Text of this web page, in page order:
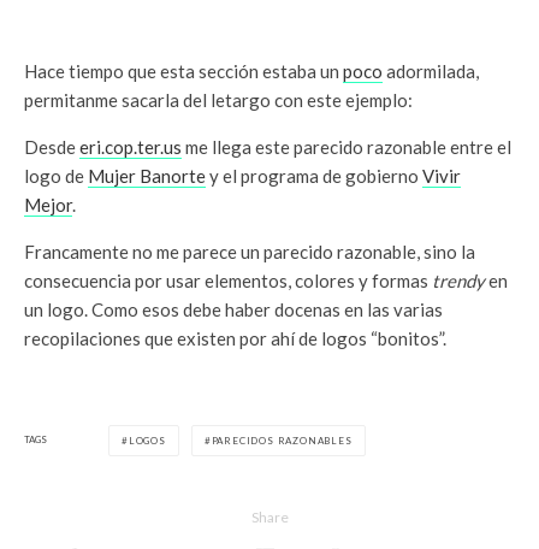
Hace tiempo que esta sección estaba un poco adormilada,
permitanme sacarla del letargo con este ejemplo:
Desdeeri.cop.ter.us me llega este parecido razonable entre el
logo de Mujer Banortey el programa de gobierno Vivir
Mejor.
Francamente no me parece un parecido razonable, sino la
consecuencia por usar elementos, colores y formas trendyen
un logo. Como esos debe haber docenas en las varias
recopilaciones que existen por ahí de logos “bonitos”.
TAGS LOGOS PARECIDOS RAZONABLES
Share